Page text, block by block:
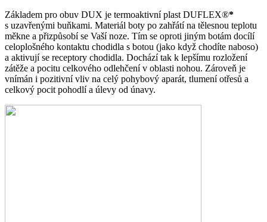
Základem pro obuv DUX je termoaktivní plast DUFLEX®*
s uzavřenými buňkami. Materiál boty po zahřátí na tělesnou teplotu
měkne a přizpůsobí se Vaší noze. Tím se oproti jiným botám docílí
celoplošného kontaktu chodidla s botou (jako když chodíte naboso)
a aktivují se receptory chodidla. Dochází tak k lepšímu rozložení
zátěže a pocitu celkového odlehčení v oblasti nohou. Zároveň je
vnímán i pozitivní vliv na celý pohybový aparát, tlumení otřesů a
celkový pocit pohodlí a úlevy od únavy.